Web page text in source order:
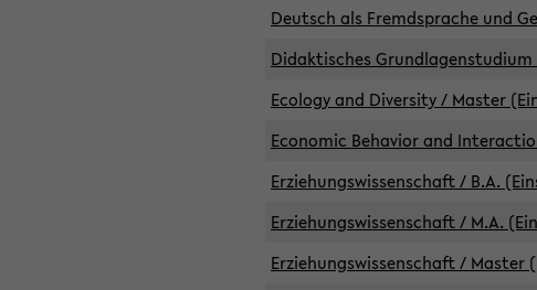
Deutsch als Fremdsprache und
Didaktisches Grundlagenstudium
Ecology and Diversity / Master
Economic Behavior and
Erziehungswissenschaft / B.A.
Erziehungswissenschaft / M.A.
Erziehungswissenschaft / Master